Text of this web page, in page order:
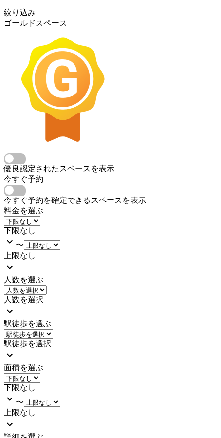
絞り込み
ゴールドスペース
優良認定されたスペースを表示
今すぐ予約
今すぐ予約を確定できるスペースを表示
料金を選ぶ
下限なし
〜
上限なし
人数を選ぶ
人数を選択
駅徒歩を選ぶ
駅徒歩を選択
面積を選ぶ
下限なし
〜
上限なし